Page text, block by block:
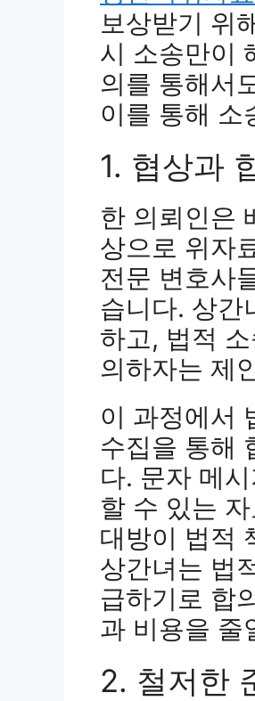
보상받기 위
시 소송만이
의를 통해서
이를 통해 소
1. 협상과
한 의뢰인은
상으로 위자
전문 변호사
습니다. 상간
하고, 법적
의하자는 제
이 과정에서
수집을 통해
다. 문자 메
할 수 있는
대방이 법적
상간녀는 법
급하기로 합
과 비용을 줄
2. 철저한